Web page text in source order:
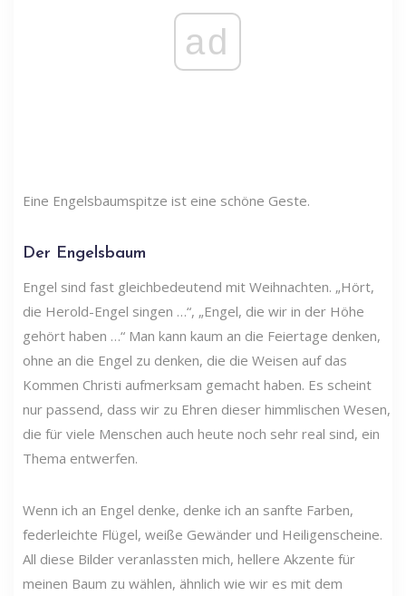
ad
Eine Engelsbaumspitze ist eine schöne Geste.
Der Engelsbaum
Engel sind fast gleichbedeutend mit Weihnachten. „Hört,
die Herold-Engel singen …“, „Engel, die wir in der Höhe
gehört haben …“ Man kann kaum an die Feiertage denken,
ohne an die Engel zu denken, die die Weisen auf das
Kommen Christi aufmerksam gemacht haben. Es scheint
nur passend, dass wir zu Ehren dieser himmlischen Wesen,
die für viele Menschen auch heute noch sehr real sind, ein
Thema entwerfen.
Wenn ich an Engel denke, denke ich an sanfte Farben,
federleichte Flügel, weiße Gewänder und Heiligenscheine.
All diese Bilder veranlassten mich, hellere Akzente für
meinen Baum zu wählen, ähnlich wie wir es mit dem